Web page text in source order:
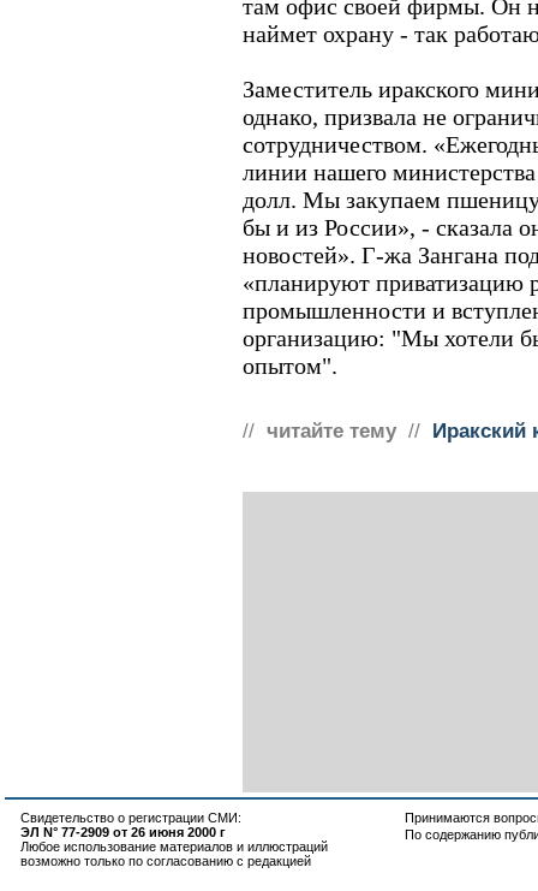
там офис своей фирмы. Он
наймет охрану - так
Заместитель иракского
однако, призвала не
сотрудничеством.
линии нашего
долл. Мы закупаем
бы и из России», - сказала
новостей». Г-жа Зангана
«планируют приватизацию
промышленности и
организацию: "Мы хотели
опытом".
// читайте тему // Иракский
Свидетельство о регистрации СМИ:
ЭЛ N° 77-2909 от 26 июня 2000 г
Любое использование материалов и иллюстраций
возможно только по согласованию с редакцией
Принимаются
По содержанию